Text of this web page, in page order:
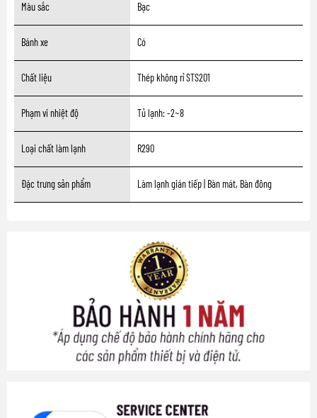
Màu sắc Bạc
Bánh xe Có
Chất liệu Thép không rỉ STS201
Phạm vi nhiệt độ Tủ lạnh: -2~8
Loại chất làm lạnh R290
Đặc trưng sản phẩm Làm lạnh gián tiếp | Bàn mát, Bàn đông